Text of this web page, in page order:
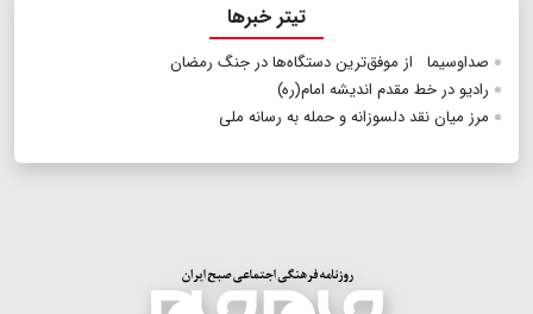
تیتر خبرها
صداوسیما از موفق‌ترین دستگاه‌ها در جنگ رمضان
رادیو در خط مقدم اندیشه امام(ره)
مرز میان نقد دلسوزانه و حمله به رسانه ملی